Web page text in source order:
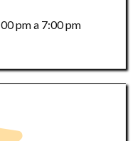
pm a 7:00 pm